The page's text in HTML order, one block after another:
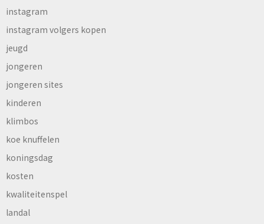
instagram
instagram volgers kopen
jeugd
jongeren
jongeren sites
kinderen
klimbos
koe knuffelen
koningsdag
kosten
kwaliteitenspel
landal